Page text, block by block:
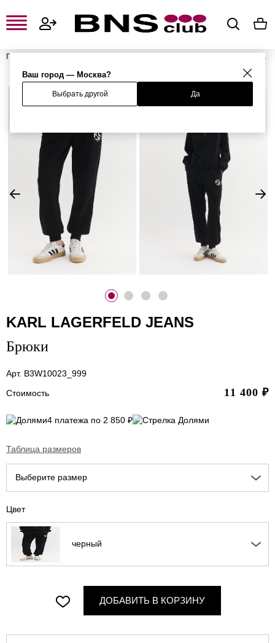
Ваш город — Москва?
Выбрать другой Да
Главная
Женская одежда
KARL LAGERFELD JEANS
Брюки
Арт. B3W10023_999
Стоимость
11 400 ₽
4 платежа по 2 850 ₽
Таблица размеров
Выберите размер
Цвет
черный
ДОБАВИТЬ В КОРЗИНУ